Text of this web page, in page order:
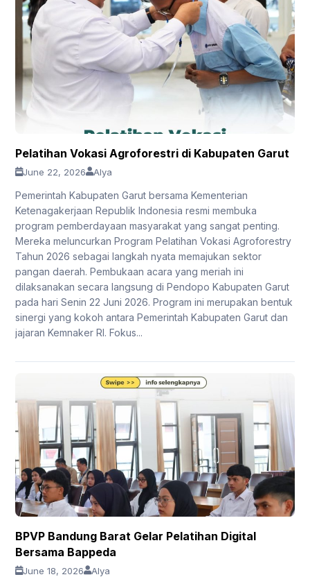
Pelatihan Vokasi Agroforestri di Kabupaten Garut
June 22, 2026 Alya
Pemerintah Kabupaten Garut bersama Kementerian
Ketenagakerjaan Republik Indonesia resmi membuka
program pemberdayaan masyarakat yang sangat penting.
Mereka meluncurkan Program Pelatihan Vokasi Agroforestry
Tahun 2026 sebagai langkah nyata memajukan sektor
pangan daerah. Pembukaan acara yang meriah ini
dilaksanakan secara langsung di Pendopo Kabupaten Garut
pada hari Senin 22 Juni 2026. Program ini merupakan bentuk
sinergi yang kokoh antara Pemerintah Kabupaten Garut dan
jajaran Kemnaker RI. Fokus...
BPVP Bandung Barat Gelar Pelatihan Digital
Bersama Bappeda
June 18, 2026 Alya